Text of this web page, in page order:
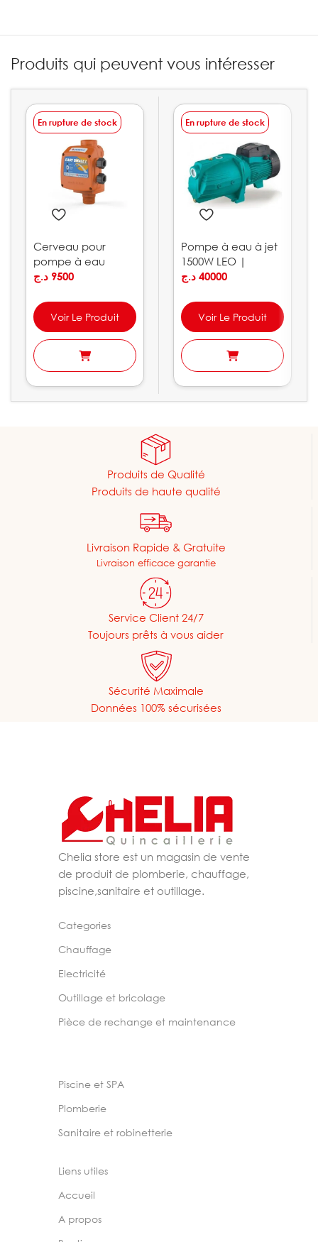
Produits qui peuvent vous intéresser
En rupture de stock
Cerveau pour
pompe à eau
10bar PEDROLLO
9500 د.ج
Voir Le Produit
En rupture de stock
Pompe à eau à jet
1500W LEO |
AJm150L
40000 د.ج
Voir Le Produit
Produits de Qualité
Produits de haute qualité
Livraison Rapide & Gratuite
Livraison efficace garantie
Service Client 24/7
Toujours prêts à vous aider
Sécurité Maximale
Données 100% sécurisées
Chelia store est un magasin de vente
de produit de plomberie, chauffage,
piscine,sanitaire et outillage.
Categories
Chauffage
Electricité
Outillage et bricolage
Pièce de rechange et maintenance
Piscine et SPA
Plomberie
Sanitaire et robinetterie
Liens utiles
Accueil
A propos